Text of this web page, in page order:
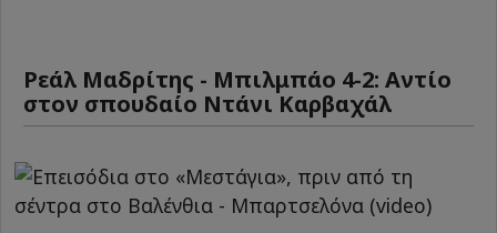
Ρεάλ Μαδρίτης - Μπιλμπάο 4-2: Αντίο
στον σπουδαίο Ντάνι Καρβαχάλ